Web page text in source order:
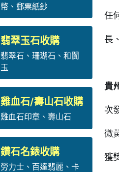
幣、 郵票紙鈔
翡翠玉石收購
翡翠石 、 珊瑚石 、 和闐
玉
雞血石/壽山石收購
雞血石印章、 壽山石
鑽石名錶收購
勞力士、 百達翡麗 、 卡
任
長
貴
次
微
獲